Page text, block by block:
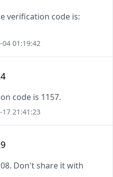
verification code is:
04 01:19:42
code is 1157.
17 21:41:23
Don't share it with